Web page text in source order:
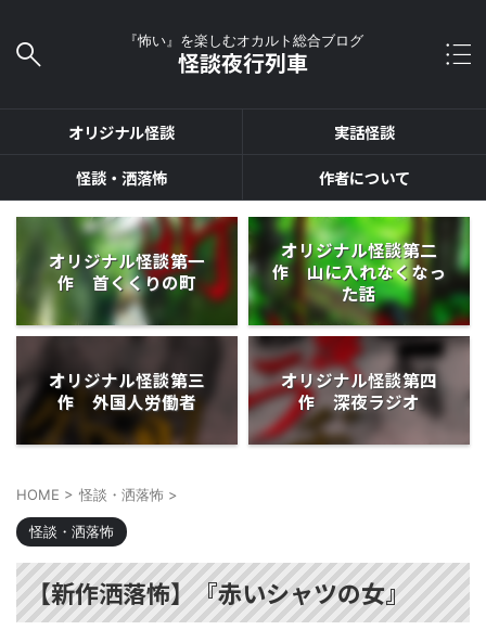
『怖い』を楽しむオカルト総合ブログ
怪談夜行列車
オリジナル怪談
実話怪談
怪談・洒落怖
作者について
オリジナル怪談第一
作 首くくりの町
オリジナル怪談第二
作 山に入れなくなっ
た話
オリジナル怪談第三
作 外国人労働者
オリジナル怪談第四
作 深夜ラジオ
HOME > 怪談・洒落怖 >
怪談・洒落怖
【新作洒落怖】『赤いシャツの女』